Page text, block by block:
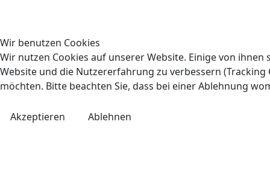
Wir benutzen Cookies
Wir nutzen Cookies auf unserer Website. Einige von
Website und die Nutzererfahrung zu verbessern (Tracking
möchten. Bitte beachten Sie, dass bei einer Ablehnung
Akzeptieren Ablehnen